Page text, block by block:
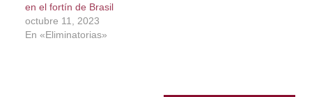
en el fortín de Brasil
octubre 11, 2023
En «Eliminatorias»